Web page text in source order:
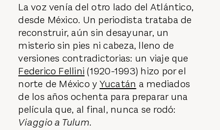
La voz venía del otro lado del Atlántico,
desde México. Un periodista trataba de
reconstruir, aún sin desayunar, un
misterio sin pies ni cabeza, lleno de
versiones contradictorias: un viaje que
Federico Fellini (1920-1993) hizo por el
norte de México y Yucatán a mediados
de los años ochenta para preparar una
película que, al final, nunca se rodó:
Viaggio a Tulum.